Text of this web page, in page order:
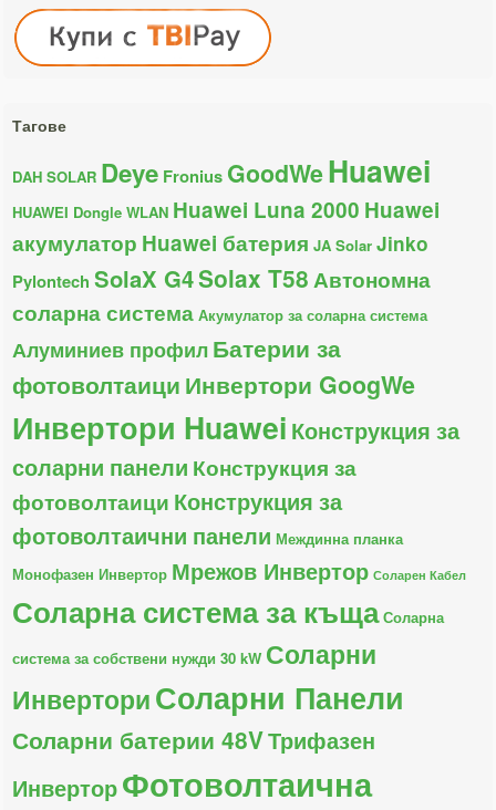
Тагове
DAH SOLAR Deye Fronius GoodWeHuawei
HUAWEI Dongle WLAN Huawei Luna 2000 Huawei
акумулатор Huawei батерия JA Solar Jinko
Pylontech SolaX G4Solax T58 Автономна
соларна система Акумулатор за соларна система
Алуминиев профилБатерии за
фотоволтаици Инвертори GoogWe
Инвертори Huawei Конструкция за
соларни панели Конструкция за
фотоволтаици Конструкция за
фотоволтаични панели Междинна планка
Монофазен Инвертор Мрежов Инвертор Соларен Кабел
Соларна система за къща Соларна
система за собствени нужди 30 kW Соларни
ИнверториСоларни Панели
Соларни батерии 48VТрифазен
ИнверторФотоволтаична